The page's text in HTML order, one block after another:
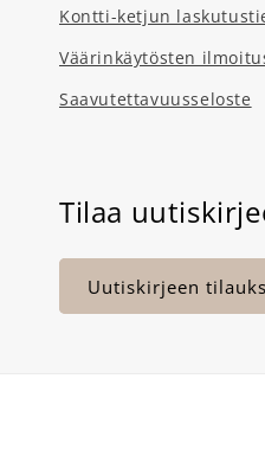
Kontti-ketjun
Väärinkäytösten
Saavutettavuusseloste
Tilaa
Uutiskirjeen